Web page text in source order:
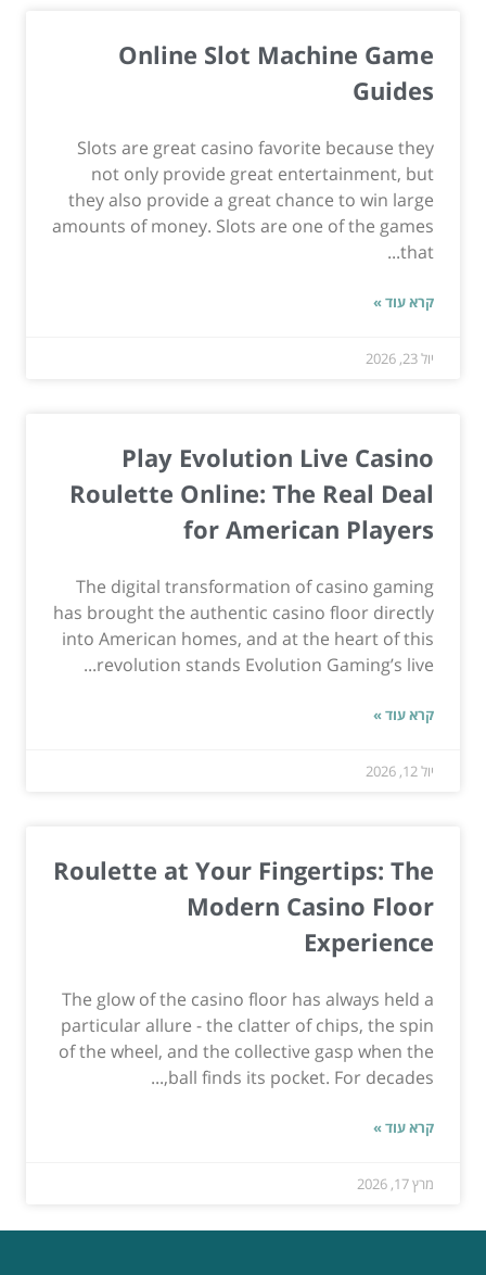
Online Slot Machine Game
Guides
Slots are great casino favorite because they
not only provide great entertainment, but
they also provide a great chance to win large
amounts of money. Slots are one of the games
that...
קרא עוד »
יול 23, 2026
Play Evolution Live Casino
Roulette Online: The Real Deal
for American Players
The digital transformation of casino gaming
has brought the authentic casino floor directly
into American homes, and at the heart of this
revolution stands Evolution Gaming’s live...
קרא עוד »
יול 12, 2026
Roulette at Your Fingertips: The
Modern Casino Floor
Experience
The glow of the casino floor has always held a
particular allure - the clatter of chips, the spin
of the wheel, and the collective gasp when the
ball finds its pocket. For decades,...
קרא עוד »
מרץ 17, 2026